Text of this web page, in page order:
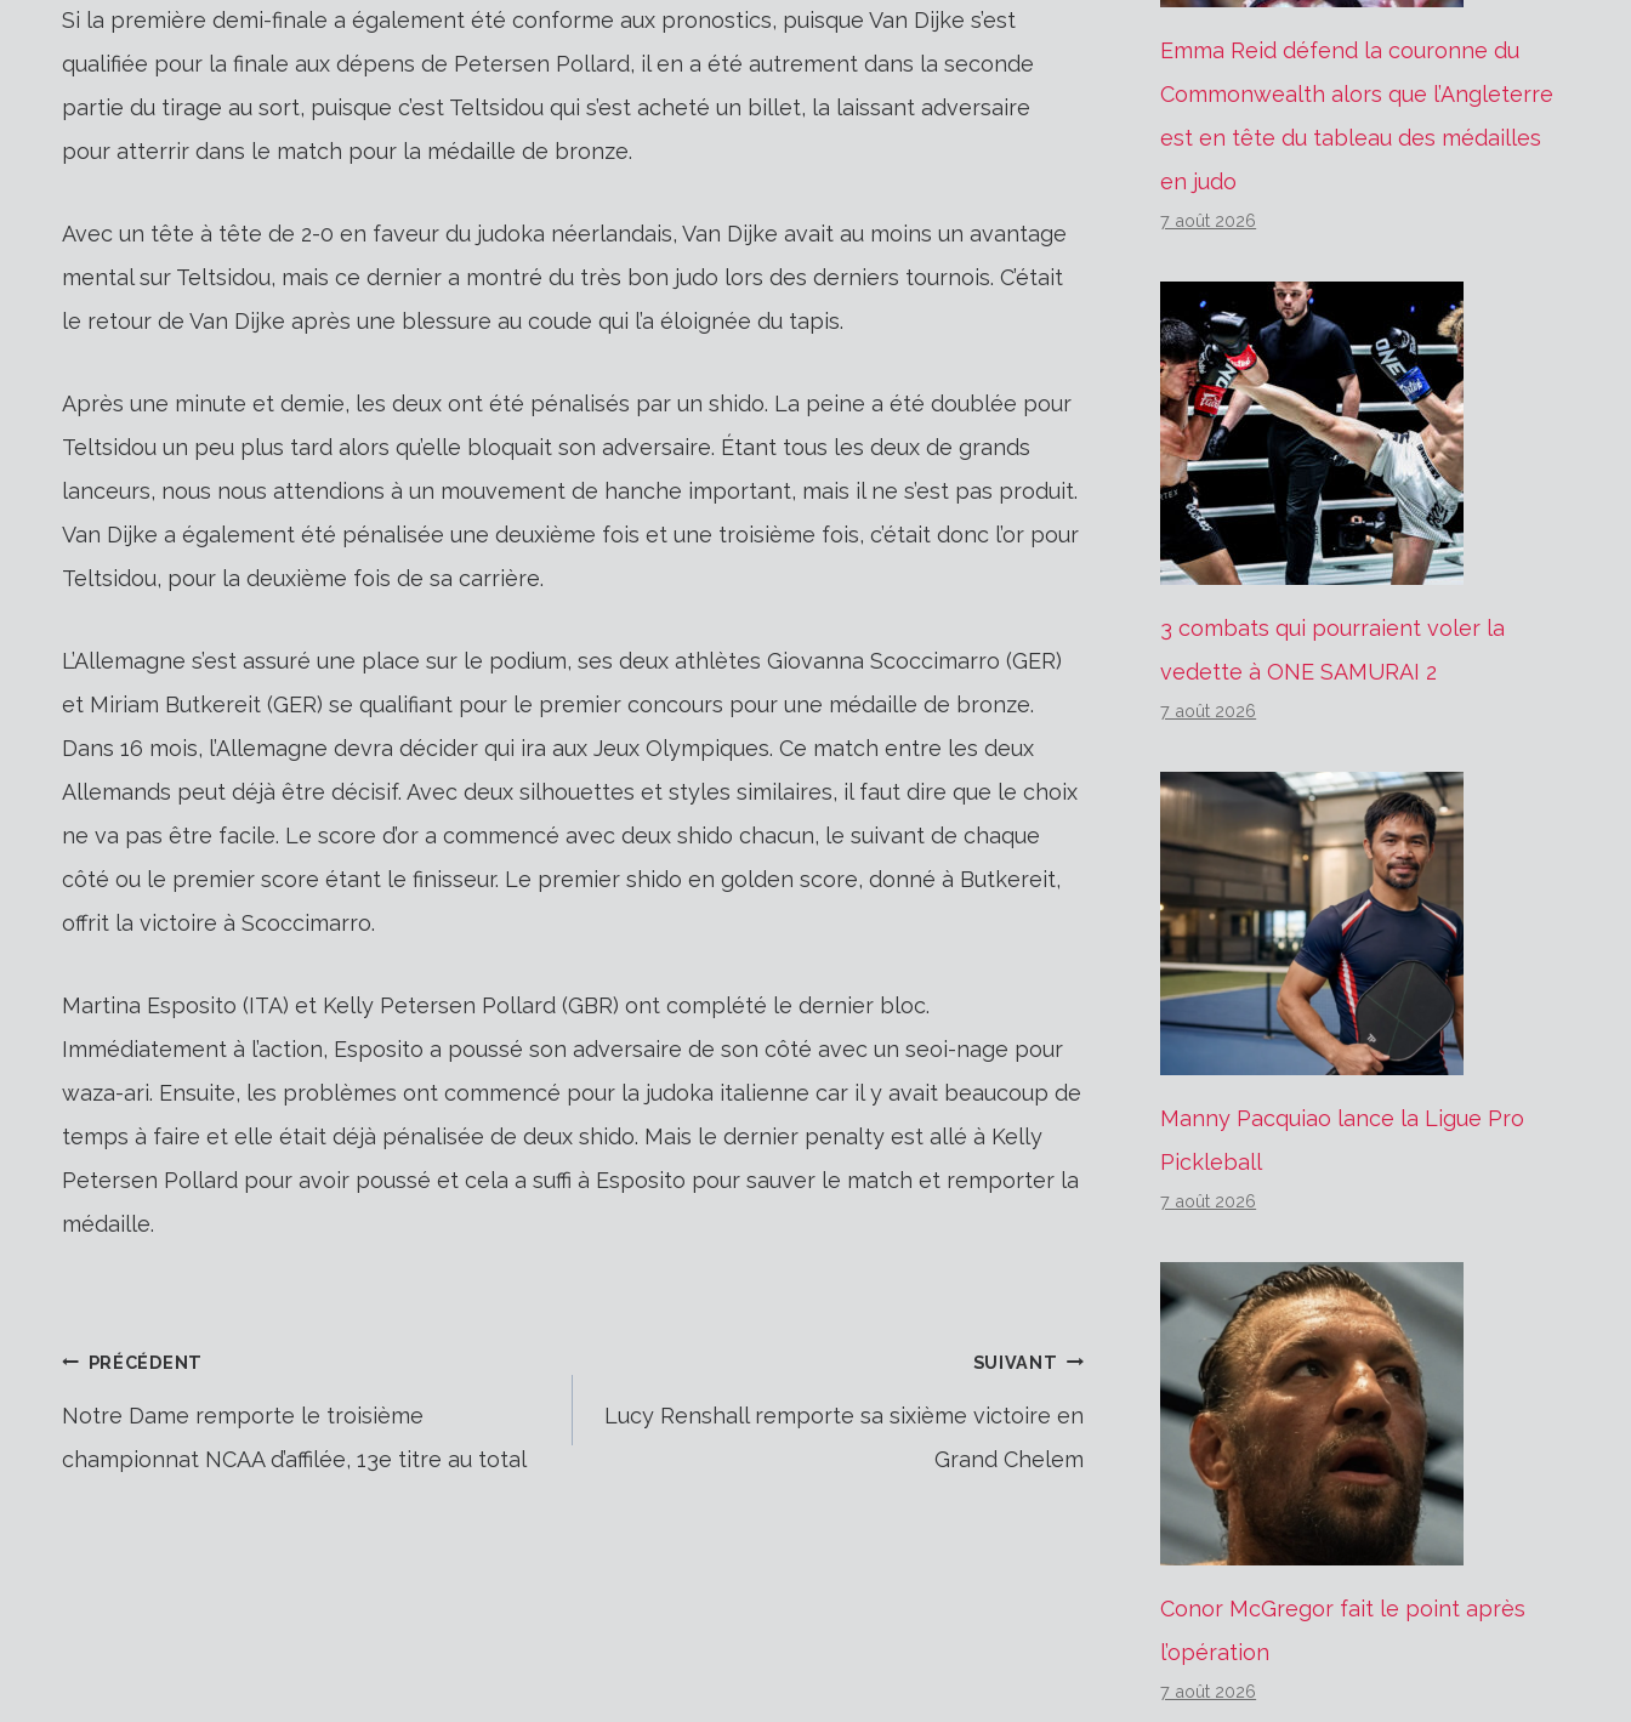
Si la première demi-finale a également été conforme aux pronostics, puisque Van Dijke s’est
qualifiée pour la finale aux dépens de Petersen Pollard, il en a été autrement dans la seconde
partie du tirage au sort, puisque c’est Teltsidou qui s’est acheté un billet, la laissant adversaire
pour atterrir dans le match pour la médaille de bronze.
Avec un tête à tête de 2-0 en faveur du judoka néerlandais, Van Dijke avait au moins un avantage
mental sur Teltsidou, mais ce dernier a montré du très bon judo lors des derniers tournois. C’était
le retour de Van Dijke après une blessure au coude qui l’a éloignée du tapis.
Après une minute et demie, les deux ont été pénalisés par un shido. La peine a été doublée pour
Teltsidou un peu plus tard alors qu’elle bloquait son adversaire. Étant tous les deux de grands
lanceurs, nous nous attendions à un mouvement de hanche important, mais il ne s’est pas produit.
Van Dijke a également été pénalisée une deuxième fois et une troisième fois, c’était donc l’or pour
Teltsidou, pour la deuxième fois de sa carrière.
L’Allemagne s’est assuré une place sur le podium, ses deux athlètes Giovanna Scoccimarro (GER)
et Miriam Butkereit (GER) se qualifiant pour le premier concours pour une médaille de bronze.
Dans 16 mois, l’Allemagne devra décider qui ira aux Jeux Olympiques. Ce match entre les deux
Allemands peut déjà être décisif. Avec deux silhouettes et styles similaires, il faut dire que le choix
ne va pas être facile. Le score d’or a commencé avec deux shido chacun, le suivant de chaque
côté ou le premier score étant le finisseur. Le premier shido en golden score, donné à Butkereit,
offrit la victoire à Scoccimarro.
Martina Esposito (ITA) et Kelly Petersen Pollard (GBR) ont complété le dernier bloc.
Immédiatement à l’action, Esposito a poussé son adversaire de son côté avec un seoi-nage pour
waza-ari. Ensuite, les problèmes ont commencé pour la judoka italienne car il y avait beaucoup de
temps à faire et elle était déjà pénalisée de deux shido. Mais le dernier penalty est allé à Kelly
Petersen Pollard pour avoir poussé et cela a suffi à Esposito pour sauver le match et remporter la
médaille.
Navigation
PRÉCÉDENT
Notre Dame remporte le troisième
championnat NCAA d’affilée, 13e titre au total
SUIVANT
Lucy Renshall remporte sa sixième victoire en
Grand Chelem
Emma Reid défend la couronne du
Commonwealth alors que l’Angleterre
est en tête du tableau des médailles
en judo
7 août 2026
3 combats qui pourraient voler la
vedette à ONE SAMURAI 2
7 août 2026
Manny Pacquiao lance la Ligue Pro
Pickleball
7 août 2026
Conor McGregor fait le point après
l’opération
7 août 2026